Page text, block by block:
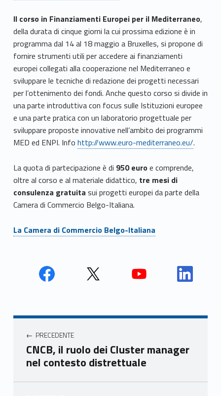
Il corso in Finanziamenti Europei per il Mediterraneo,
della durata di cinque giorni la cui prossima edizione è in
programma dal 14 al 18 maggio a Bruxelles, si propone di
fornire strumenti utili per accedere ai finanziamenti
europei collegati alla cooperazione nel Mediterraneo e
sviluppare le tecniche di redazione dei progetti necessari
per l’ottenimento dei fondi. Anche questo corso si divide in
una parte introduttiva con focus sulle Istituzioni europee
e una parte pratica con un laboratorio progettuale per
sviluppare proposte innovative nell’ambito dei programmi
MED ed ENPI. Info http://www.euro-mediterraneo.eu/.
La quota di partecipazione è di 950 euroe comprende,
oltre al corso e al materiale didattico, tre mesi di
consulenza gratuita sui progetti europei da parte della
Camera di Commercio Belgo-Italiana.
La Camera di Commercio Belgo-Italiana
Unio
mer
e
Ven
Unio
e
Ven
Unio
e
Ven
Unio
e
Navigazione articoli
PRECEDENTE
CNCB, il ruolo dei Cluster manager
nel contesto distrettuale